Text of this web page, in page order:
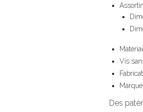
Vis
Des